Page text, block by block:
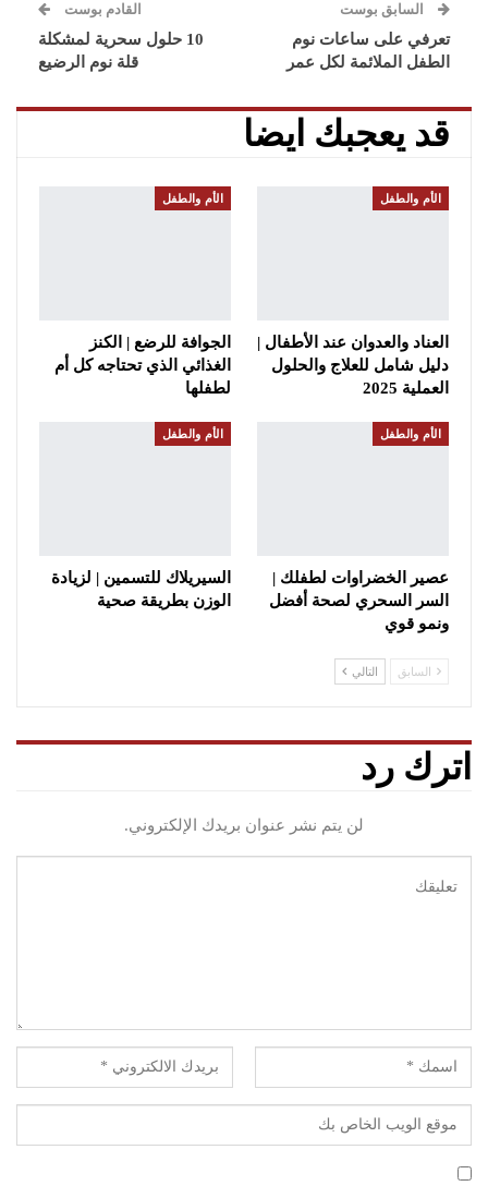
السابق بوست
تعرفي على ساعات نوم
الطفل الملائمة لكل عمر
القادم بوست
10 حلول سحرية لمشكلة
قلة نوم الرضيع
قد يعجبك ايضا
الأم والطفل
العناد والعدوان عند الأطفال |
دليل شامل للعلاج والحلول
العملية 2025
الأم والطفل
الجوافة للرضع | الكنز
الغذائي الذي تحتاجه كل أم
لطفلها
الأم والطفل
عصير الخضراوات لطفلك |
السر السحري لصحة أفضل
ونمو قوي
الأم والطفل
السيريلاك للتسمين | لزيادة
الوزن بطريقة صحية
السابق التالي
اترك رد
لن يتم نشر عنوان بريدك الإلكتروني.